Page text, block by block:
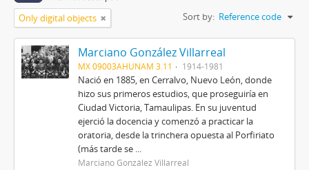
Only digital objects Sort by: Reference code
Marciano González Villarreal
MX 09003AHUNAM 3.11 1914-1981
Nació en 1885, en Cerralvo, Nuevo León, donde
hizo sus primeros estudios, que proseguiría en
Ciudad Victoria, Tamaulipas. En su juventud
ejerció la docencia y comenzó a practicar la
oratoria, desde la trinchera opuesta al Porfiriato
(más tarde se ...
Marciano González Villarreal